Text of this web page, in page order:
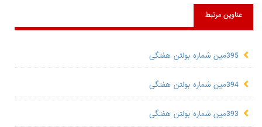
عناوین مرتبط
395مین شماره بولتن هفتگی
394مین شماره بولتن هفتگی
393مین شماره بولتن هفتگی